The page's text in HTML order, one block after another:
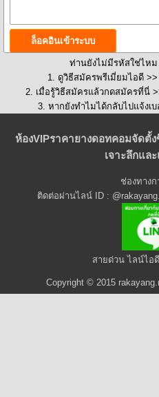
ท่านยังไม่มีรหัสใช่ไหม
1. ดูวิธีสมัครพรีเมี่ยมไอดี >>
2. เมื่อรู้วิธีสมัครแล้วกดสมัครที่นี่
3. หากยังทำไมได้กลับไปแจ้งเ
ห้องVIPราคายางดอทคอมจัดตั้
เจาะลึกแล
ช่องทาง
ติดต่อผ่านไลน์ ID :
สายด่วน ไลน์ไอ
Copyright © 2015